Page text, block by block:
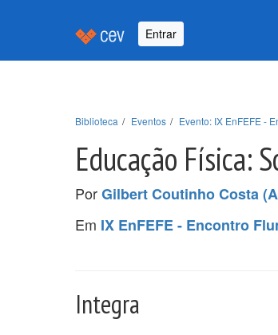
Entrar
Biblioteca Eventos Evento: IX EnFEFE -
Educação Física:
PorGilbert Coutinho Costa
Em IX EnFEFE - Encontro
Integra